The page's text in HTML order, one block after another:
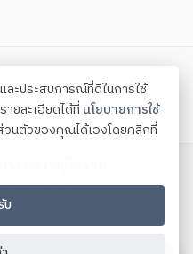
ด้วยเทคโนโลยีสารสนเทศ
มือง จังหวัดสงขลา
321-515 โทรสาร 074-321-514
saraban_or9@oncb.go.th
ะประสบการณ์ที่ดีในการใช้
ยละเอียดได้ที่ นโยบายการใช้
นตัวของคุณได้เองโดยคลิกที่
บ